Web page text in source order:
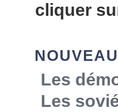
cliquer
Les
Les